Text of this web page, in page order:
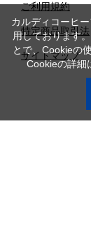
ご利用規約
特定商品取引法
サイトマップ
カルディコーヒ
用しております
とで、Cookieの
Cookieの詳細